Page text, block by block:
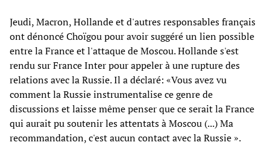
Jeudi, Macron, Hollande et d'autres responsables français
ont dénoncé Choïgou pour avoir suggéré un lien possible
entre la France et l'attaque de Moscou. Hollande s'est
rendu sur France Inter pour appeler à une rupture des
relations avec la Russie. Il a déclaré: «Vous avez vu
comment la Russie instrumentalise ce genre de
discussions et laisse même penser que ce serait la France
qui aurait pu soutenir les attentats à Moscou (...) Ma
recommandation, c'est aucun contact avec la Russie ».